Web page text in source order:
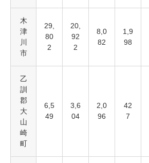
木
津
川
市
29,
80
2
20,
92
2
8,0
82
1,9
98
乙
訓
郡
大
山
崎
町
6,5
49
3,6
04
2,0
96
42
7